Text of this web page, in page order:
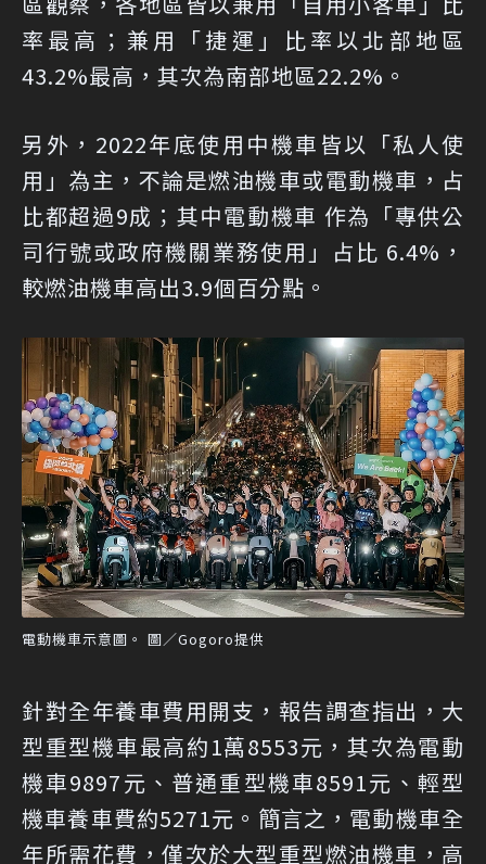
率最高；兼用「捷運」比率以北部地區
43.2%最高，其次為南部地區22.2%。
另外，2022年底使用中機車皆以「私人使
用」為主，不論是燃油機車或電動機車，占
比都超過9成；其中電動機車 作為「專供公
司行號或政府機關業務使用」占比 6.4%，
較燃油機車高出3.9個百分點。
電動機車示意圖。 圖／Gogoro提供
針對全年養車費用開支，報告調查指出，大
型重型機車最高約1萬8553元，其次為電動
機車9897元、普通重型機車8591元、輕型
機車養車費約5271元。簡言之，電動機車全
年所需花費，僅次於大型重型燃油機車，高